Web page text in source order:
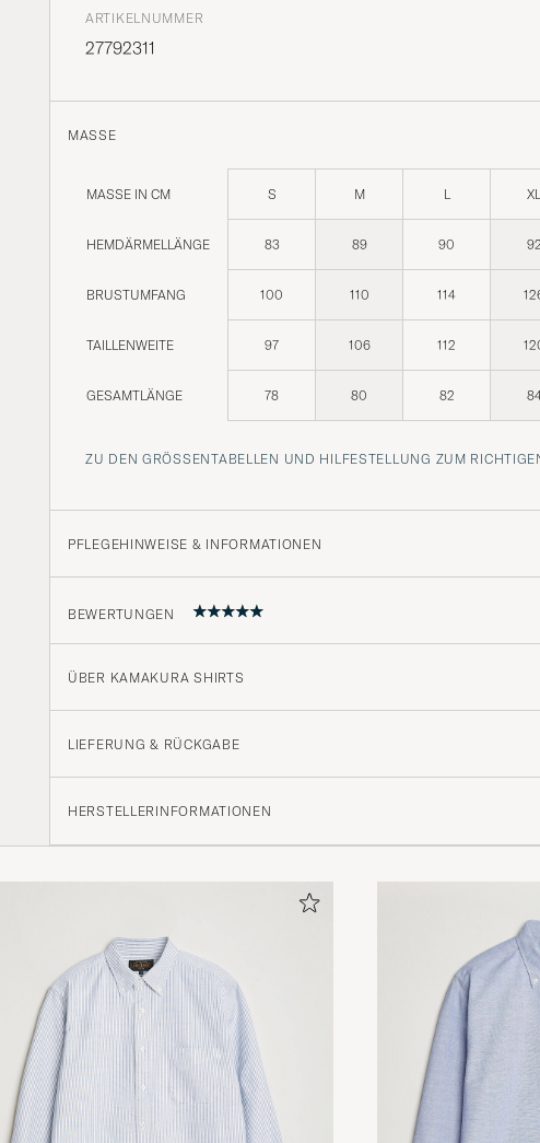
ARTIKELNUMMER
27792311
MASSE
MASSE IN CM S M L XL
HEMDÄRMELLÄNGE 83 89 90 92
BRUSTUMFANG 100 110 114
TAILLENWEITE 97 106 112
GESAMTLÄNGE 78 80 82 84
ZU DEN GRÖSSENTABELLEN UND HILFESTELLUNG ZUM RICHTIGEN
PFLEGEHINWEISE & INFORMATIONEN
BEWERTUNGEN
ÜBER KAMAKURA SHIRTS
LIEFERUNG & RÜCKGABE
HERSTELLERINFORMATIONEN